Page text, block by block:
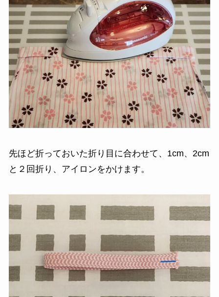
先ほど折っておいた折り目に合わせて、1cm、2cm
と２回折り、アイロンをかけます。